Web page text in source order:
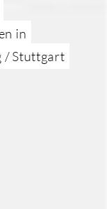
in
/ Stuttgart